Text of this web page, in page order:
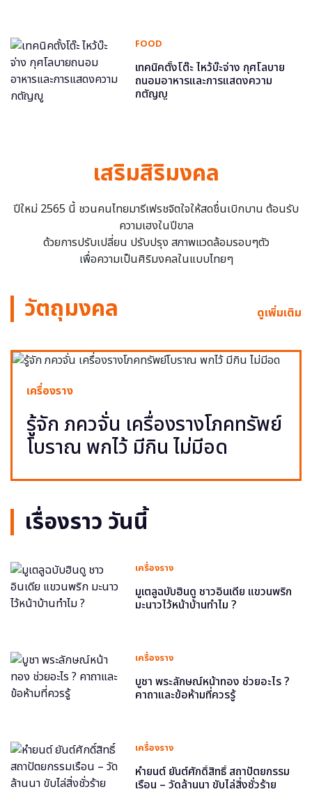
FOOD
เทคนิคตั้งโต๊ะ ไหว้บ๊ะจ่าง กุศโลบาย
ถนอมอาหารและการแสดงความ
กตัญญู
เสริมสิริมงคล
ปีใหม่ 2565 นี้ ชวนคนไทยมารีเฟรชจิตใจให้สดชื่นเบิกบาน ต้อนรับ
ความเฮงในปีขาล
ด้วยการปรับเปลี่ยน ปรับปรุง สภาพแวดล้อมรอบๆตัว
เพื่อความเป็นศิริมงคลในแบบไทยๆ
วัตถุมงคล ดูเพิ่มเติม
เครื่องราง
รู้จัก ภควจั่น เครื่องรางโภคทรัพย์
โบราณ พกไว้ มีกิน ไม่มีอด
เรื่องราว วันนี้
เครื่องราง
มูเตลูฉบับฮินดู ชาวอินเดีย แขวนพริก
มะนาวไว้หน้าบ้านทำไม ?
เครื่องราง
บูชา พระลักษณ์หน้าทอง ช่วยอะไร ?
คาถาและข้อห้ามที่ควรรู้
เครื่องราง
หำยนต์ ยันต์ศักดิ์สิทธิ์ สถาปัตยกรรม
เรือน – วัดล้านนา ขับไล่สิ่งชั่วร้าย